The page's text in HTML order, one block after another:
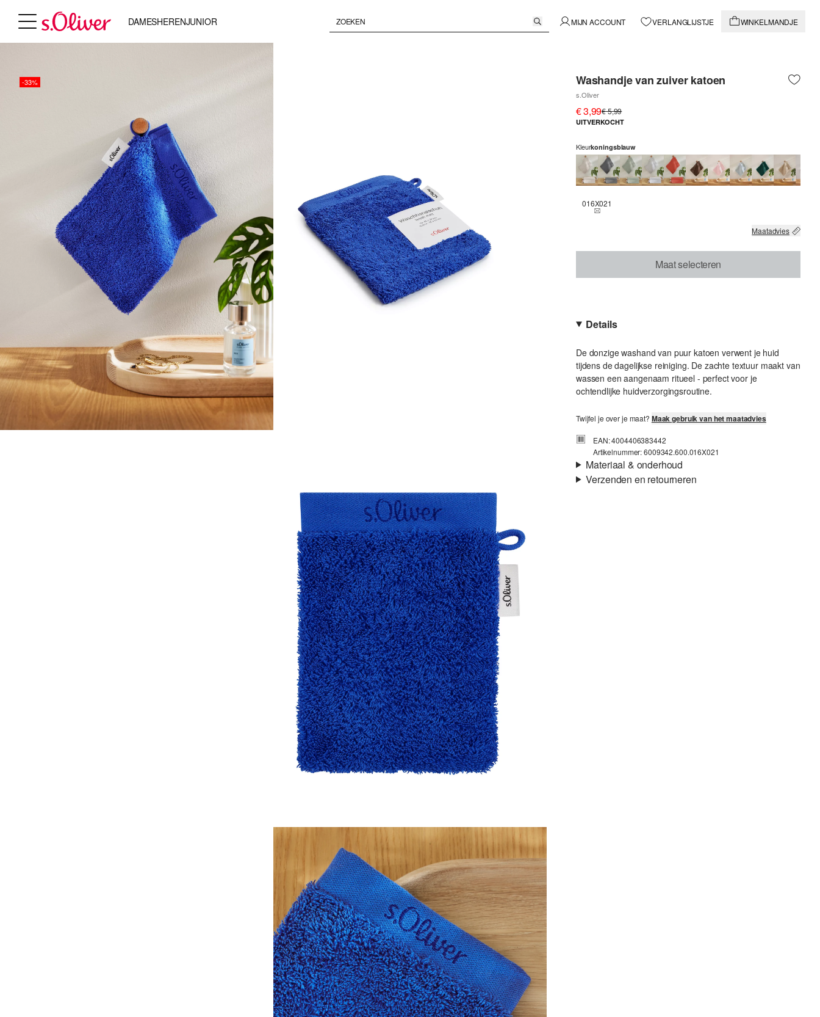
DAMESHERENJUNIOR MIJN ACCOUNT VERLANGLIJSTJE WINKELMANDJE
-33% Washandje van zuiver katoen
s.Oliver
€ 3,99€ 5,99
UITVERKOCHT
Kleurkoningsblauw
016X021THIS SIZE IS CURRENTLY OUT OF STOCK
Maatadvies
Maat selecteren
Details
De donzige washand van puur katoen verwent je huid
tijdens de dagelijkse reiniging. De zachte textuur maakt van
wassen een aangenaam ritueel - perfect voor je
ochtendlijke huidverzorgingsroutine.
Twijfel je over je maat? Maak gebruik van het maatadvies
EAN: 4004406383442
Artikelnummer: 6009342.600.016X021
Materiaal & onderhoud
Verzenden en retourneren